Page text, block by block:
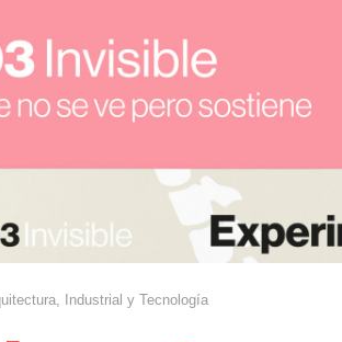
Industrial y Tecnología